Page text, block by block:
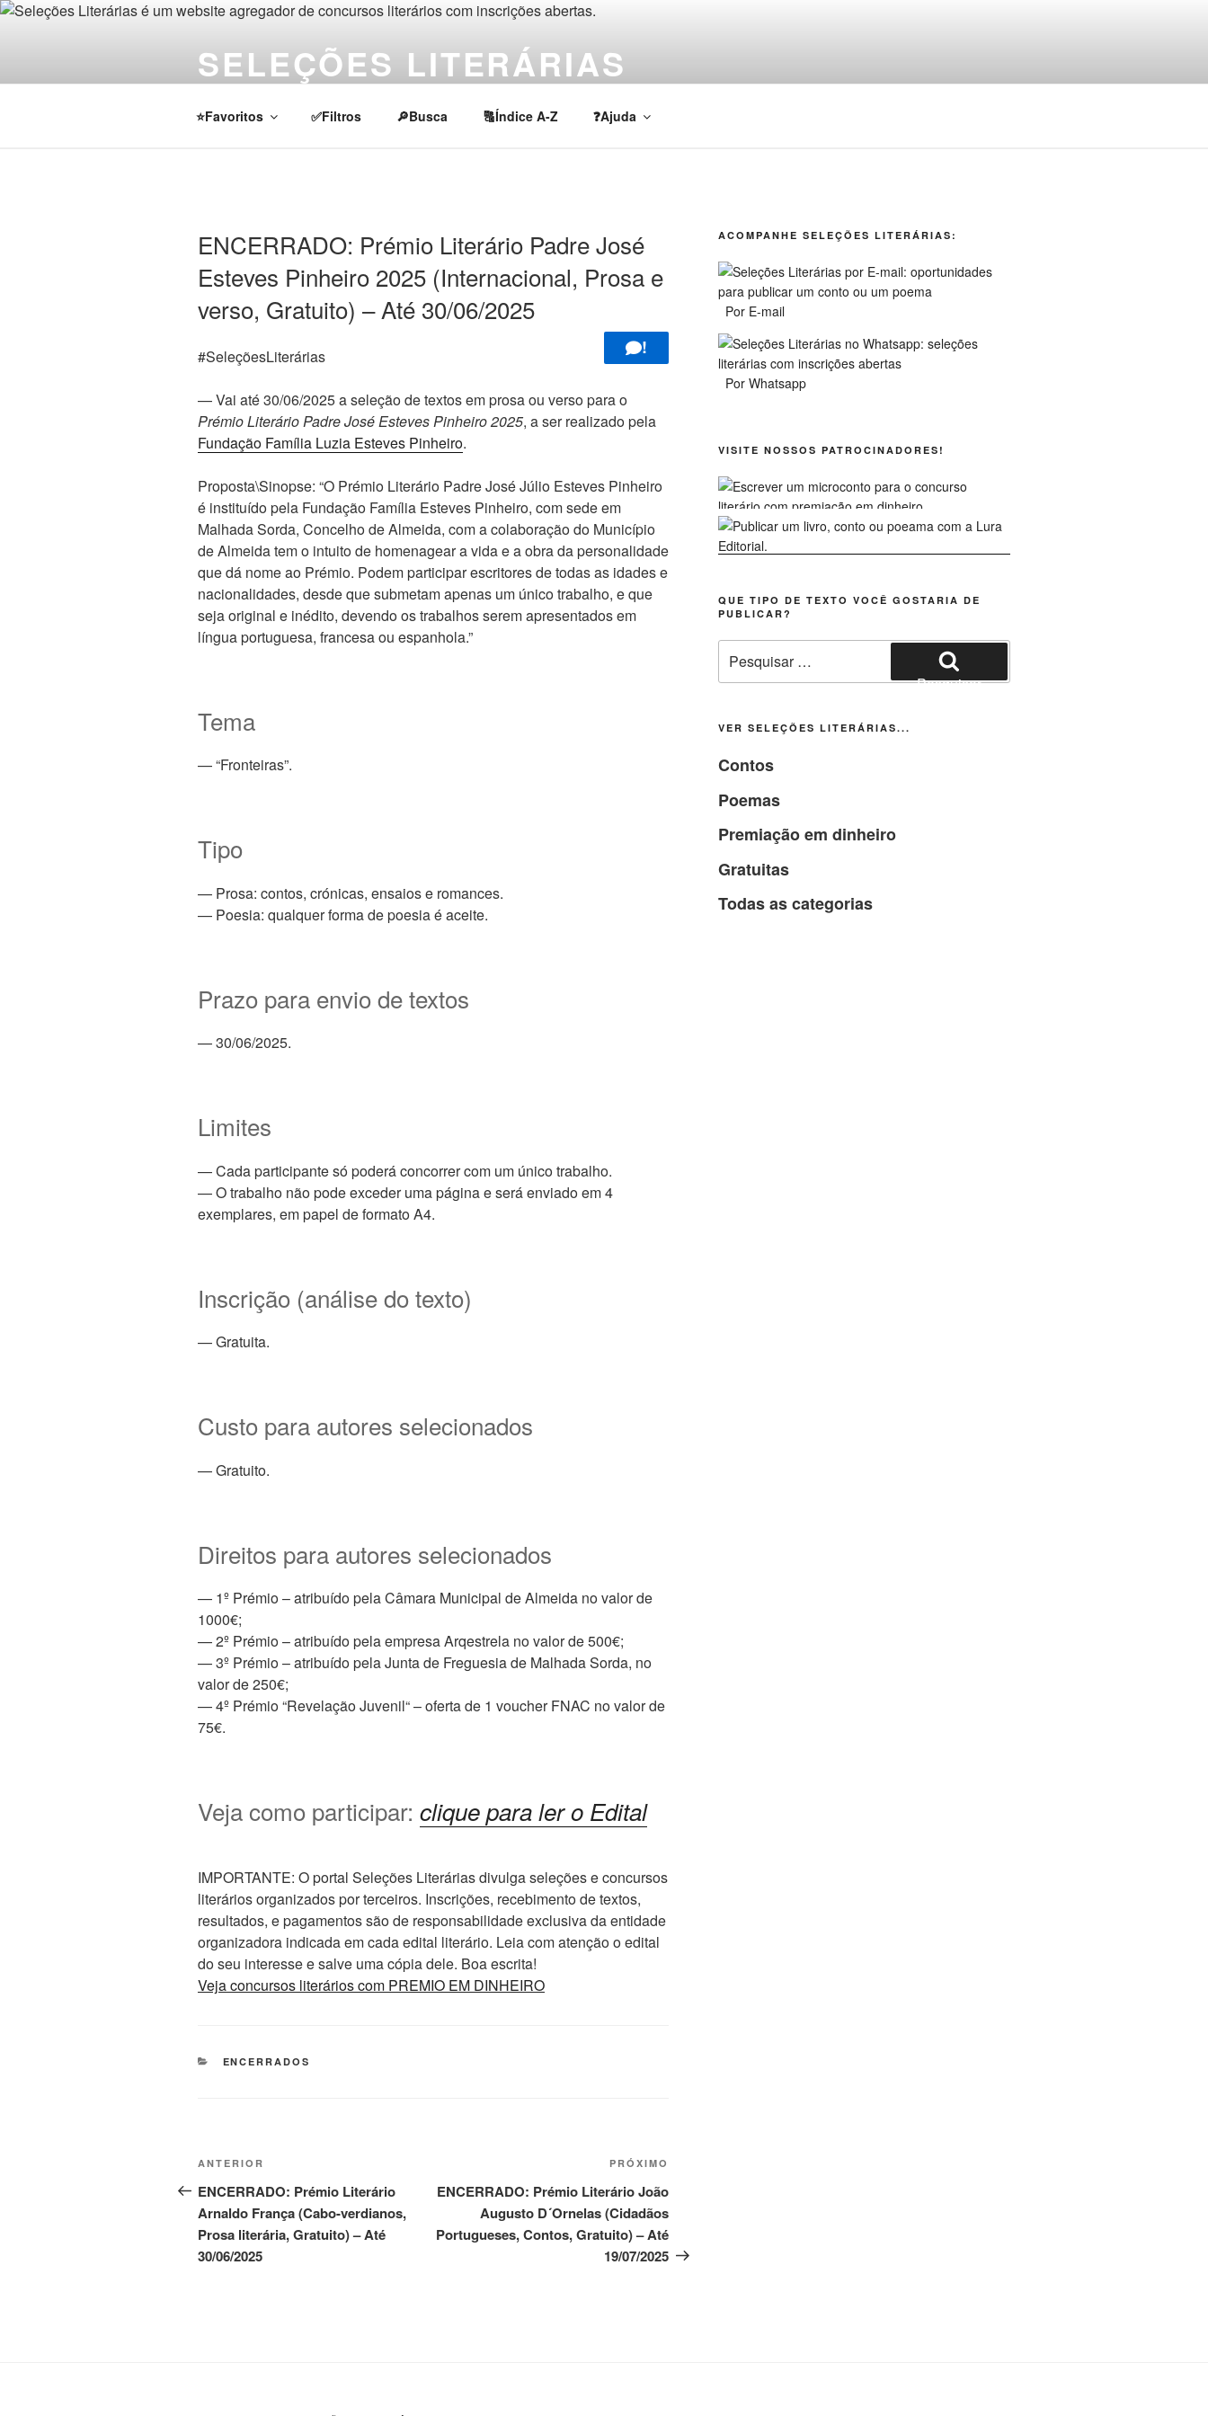
Pular
SELEÇÕES LITERÁRIAS
⭐Favoritos ✅Filtros 🔎Busca 🔠Índice A-Z ❓Ajuda
ENCERRADO: Prémio Literário Padre José
Esteves Pinheiro 2025 (Internacional, Prosa e
verso, Gratuito) – Até 30/06/2025
!
#SeleçõesLiterárias
— Vai até 30/06/2025 a seleção de textos em prosa ou verso para o
Prémio Literário Padre José Esteves Pinheiro 2025, a ser realizado pela
Fundação Família Luzia Esteves Pinheiro.
Proposta\Sinopse: “O Prémio Literário Padre José Júlio Esteves Pinheiro
é instituído pela Fundação Família Esteves Pinheiro, com sede em
Malhada Sorda, Concelho de Almeida, com a colaboração do Município
de Almeida tem o intuito de homenagear a vida e a obra da personalidade
que dá nome ao Prémio. Podem participar escritores de todas as idades e
nacionalidades, desde que submetam apenas um único trabalho, e que
seja original e inédito, devendo os trabalhos serem apresentados em
língua portuguesa, francesa ou espanhola.”
Tema
— “Fronteiras”.
Tipo
— Prosa: contos, crónicas, ensaios e romances.
— Poesia: qualquer forma de poesia é aceite.
Prazo para envio de textos
— 30/06/2025.
Limites
— Cada participante só poderá concorrer com um único trabalho.
— O trabalho não pode exceder uma página e será enviado em 4
exemplares, em papel de formato A4.
Inscrição (análise do texto)
— Gratuita.
Custo para autores selecionados
— Gratuito.
Direitos para autores selecionados
— 1º Prémio – atribuído pela Câmara Municipal de Almeida no valor de
1000€;
— 2º Prémio – atribuído pela empresa Arqestrela no valor de 500€;
— 3º Prémio – atribuído pela Junta de Freguesia de Malhada Sorda, no
valor de 250€;
— 4º Prémio “Revelação Juvenil“ – oferta de 1 voucher FNAC no valor de
75€.
Veja como participar: clique para ler o Edital
IMPORTANTE: O portal Seleções Literárias divulga seleções e concursos
literários organizados por terceiros. Inscrições, recebimento de textos,
resultados, e pagamentos são de responsabilidade exclusiva da entidade
organizadora indicada em cada edital literário. Leia com atenção o edital
do seu interesse e salve uma cópia dele. Boa escrita!
Veja concursos literários com PREMIO EM DINHEIRO
CATEGORIAS
ENCERRADOS
Navegação
de
Post
Post
anterior
ANTERIOR
ENCERRADO: Prémio Literário
Arnaldo França (Cabo-verdianos,
Prosa literária, Gratuito) – Até
30/06/2025
post
PRÓXIMO
ENCERRADO: Prémio Literário João
Augusto D´Ornelas (Cidadãos
Portugueses, Contos, Gratuito) – Até
19/07/2025
ACOMPANHE SELEÇÕES LITERÁRIAS:
Por E-mail
Por Whatsapp
VISITE NOSSOS PATROCINADORES!
QUE TIPO DE TEXTO VOCÊ GOSTARIA DE
PUBLICAR?
por:
Pesquisar
VER SELEÇÕES LITERÁRIAS...
Contos
Poemas
Premiação em dinheiro
Gratuitas
Todas as categorias